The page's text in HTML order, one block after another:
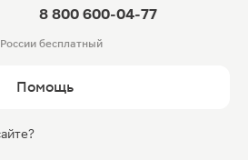
8 800 600-04-77
бесплатный
Помощь